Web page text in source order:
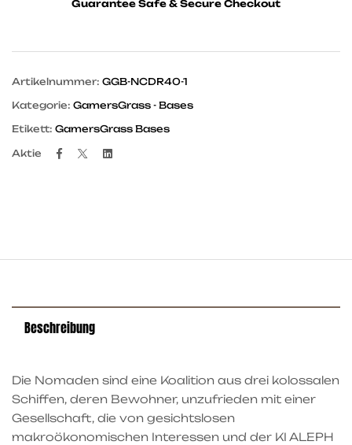
Guarantee Safe & Secure Checkout
Artikelnummer: GGB-NCDR40-1
Kategorie: GamersGrass - Bases
Etikett: GamersGrass Bases
Aktie Facebook
TwitterLinkedin
Beschreibung
Die Nomaden sind eine Koalition aus drei kolossalen
Schiffen, deren Bewohner, unzufrieden mit einer
Gesellschaft, die von gesichtslosen
makroökonomischen Interessen und der KI ALEPH